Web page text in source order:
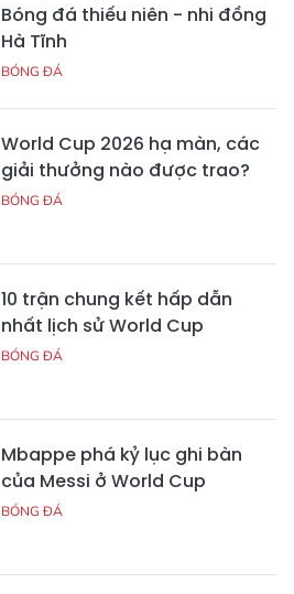
Bóng đá thiếu niên - nhi đồng
Hà Tĩnh
BÓNG ĐÁ
World Cup 2026 hạ màn, các
giải thưởng nào được trao?
BÓNG ĐÁ
10 trận chung kết hấp dẫn
nhất lịch sử World Cup
BÓNG ĐÁ
Mbappe phá kỷ lục ghi bàn
của Messi ở World Cup
BÓNG ĐÁ